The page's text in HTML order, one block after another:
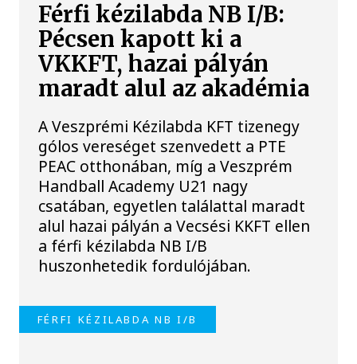
Férfi kézilabda NB I/B:
Pécsen kapott ki a
VKKFT, hazai pályán
maradt alul az akadémia
A Veszprémi Kézilabda KFT tizenegy
gólos vereséget szenvedett a PTE
PEAC otthonában, míg a Veszprém
Handball Academy U21 nagy
csatában, egyetlen találattal maradt
alul hazai pályán a Vecsési KKFT ellen
a férfi kézilabda NB I/B
huszonhetedik fordulójában.
FÉRFI KÉZILABDA NB I/B